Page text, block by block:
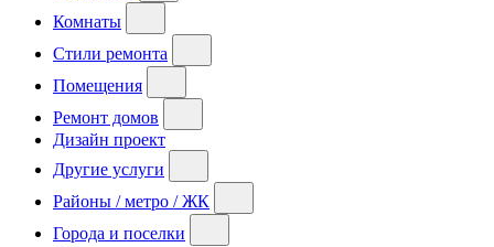
Комнаты
Стили ремонта
Помещения
Ремонт домов
Дизайн проект
Другие услуги
Районы / метро / ЖК
Города и поселки